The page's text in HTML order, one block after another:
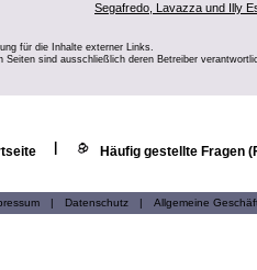
Segafredo, Lavazza und Illy
für die Inhalte externer Links.
Seiten sind ausschließlich deren Betreiber
Häufig gestellte Fragen
| Datenschutz | Allgemeine